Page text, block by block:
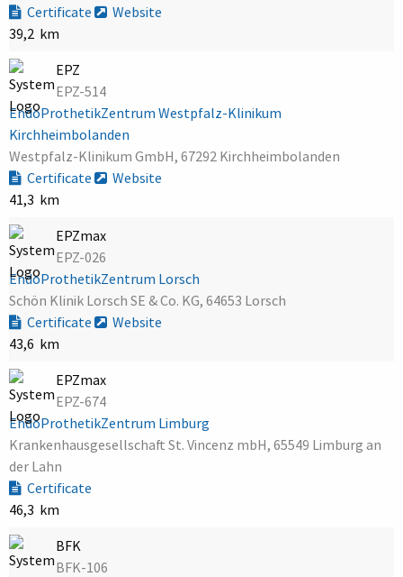
Certificate
Website
39,2 km
EPZ
EPZ-514
EndoProthetikZentrum Westpfalz-Klinikum
Kirchheimbolanden
Westpfalz-Klinikum GmbH, 67292 Kirchheimbolanden
Certificate
Website
41,3 km
EPZmax
EPZ-026
EndoProthetikZentrum Lorsch
Schön Klinik Lorsch SE & Co. KG, 64653 Lorsch
Certificate
Website
43,6 km
EPZmax
EPZ-674
EndoProthetikZentrum Limburg
Krankenhausgesellschaft St. Vincenz mbH, 65549 Limburg an
der Lahn
Certificate
46,3 km
BFK
BFK-106